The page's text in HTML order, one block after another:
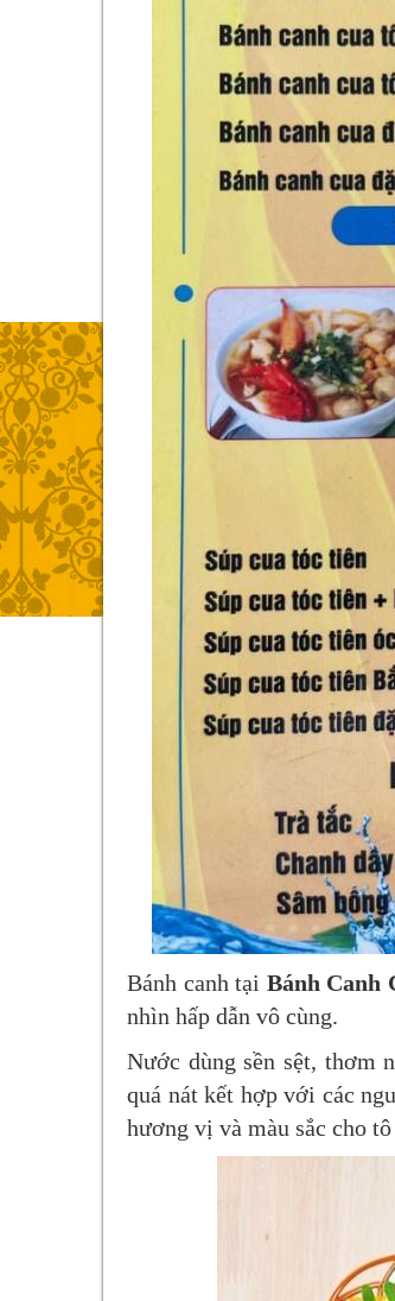
Bánh canh tại Bánh Canh
nhìn hấp dẫn vô cùng.
Nước dùng sền sệt, thơm
quá nát kết hợp với các
hương vị và màu sắc cho tô